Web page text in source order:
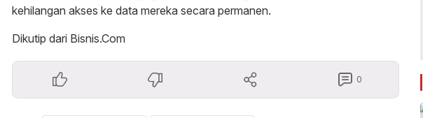
kehilangan akses ke data mereka secara permanen.
Dikutip dari Bisnis.Com
0